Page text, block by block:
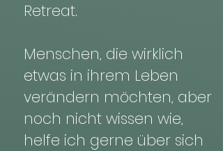
Retreat.
Menschen, die wirklich
etwas in ihrem Leben
verändern möchten, aber
noch nicht wissen wie,
helfe ich gerne über sich